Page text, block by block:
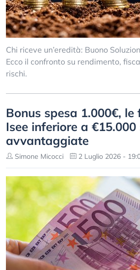
Chi riceve un’eredità: Buono
Ecco il confronto su rendimento,
rischi.
Bonus spesa 1.000€,
Isee inferiore a €15.000
avvantaggiate
Simone Micocci 2 Luglio 2026 -